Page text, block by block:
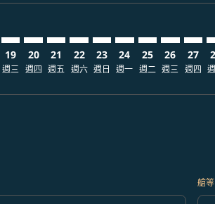
19
週三
20
週四
21
週五
22
週六
23
週日
24
週一
25
週二
26
週三
27
週四
艙等